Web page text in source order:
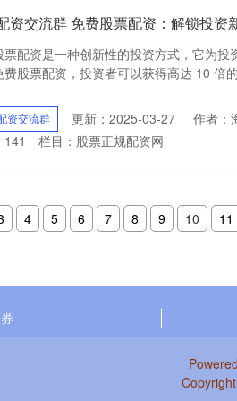
资交流群 免费股票配资：解锁投资
票配资是一种创新性的投资方式，它为投
费股票配资，投资者可以获得高达 10 倍
资交流群 更新：2025-03-27
作者：
141 栏目： 股票正规配资网
4 5 6 7 8 9 10 11
Copyright